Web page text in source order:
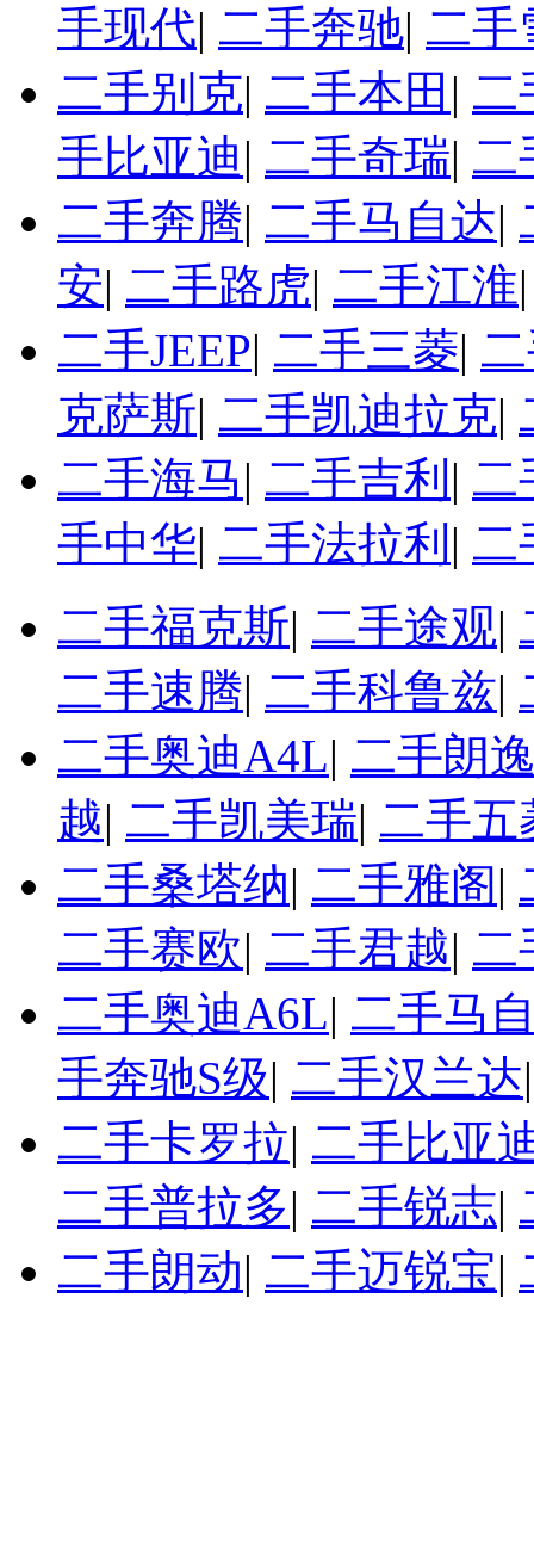
手现代| 二手奔驰| 二手
二手别克| 二手本田 | 二
手比亚迪| 二手奇瑞| 二
二手奔腾| 二手马自达|
安| 二手路虎| 二手江淮
二手JEEP| 二手三菱|
克萨斯| 二手凯迪拉克|
二手海马| 二手吉利 | 二
手中华| 二手法拉利 | 二
二手福克斯| 二手途观|
二手速腾| 二手科鲁兹|
二手奥迪A4L| 二手朗
越| 二手凯美瑞| 二手五
二手桑塔纳| 二手雅阁|
二手赛欧| 二手君越| 二
二手奥迪A6L| 二手马
手奔驰S级| 二手汉兰达
二手卡罗拉| 二手比亚
二手普拉多| 二手锐志|
二手朗动| 二手迈锐宝|